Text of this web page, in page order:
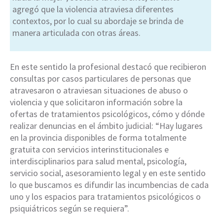
agregó que la violencia atraviesa diferentes
contextos, por lo cual su abordaje se brinda de
manera articulada con otras áreas.
En este sentido la profesional destacó que recibieron
consultas por casos particulares de personas que
atravesaron o atraviesan situaciones de abuso o
violencia y que solicitaron información sobre la
ofertas de tratamientos psicológicos, cómo y dónde
realizar denuncias en el ámbito judicial: “Hay lugares
en la provincia disponibles de forma totalmente
gratuita con servicios interinstitucionales e
interdisciplinarios para salud mental, psicología,
servicio social, asesoramiento legal y en este sentido
lo que buscamos es difundir las incumbencias de cada
uno y los espacios para tratamientos psicológicos o
psiquiátricos según se requiera”.